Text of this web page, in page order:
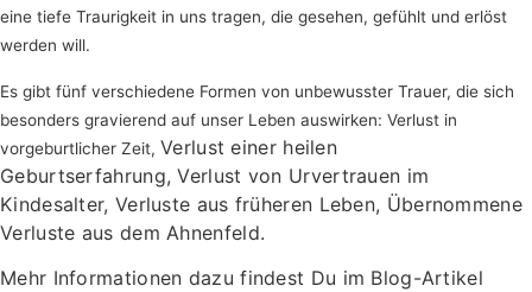
eine tiefe Traurigkeit in uns tragen, die gesehen, gefühlt und erlöst
werden will.
Es gibt fünf verschiedene Formen von unbewusster Trauer, die sich
besonders gravierend auf unser Leben auswirken: Verlust in
vorgeburtlicher Zeit, Verlust einer heilen
Geburtserfahrung,Verlust von Urvertrauen im
Kindesalter, Verluste aus früheren Leben, Übernommene
Verluste aus dem Ahnenfeld.
Mehr Informationen dazu findest Du im Blog-Artikel